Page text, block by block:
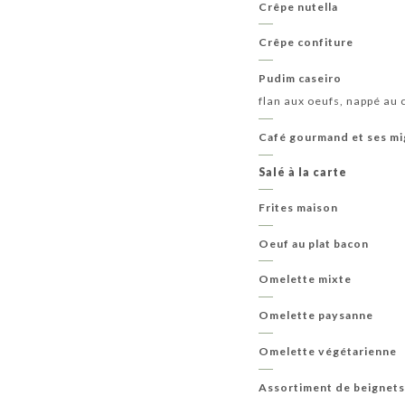
Crêpe nutella
Crêpe confiture
Pudim caseiro
flan aux oeufs, nappé au
Café gourmand et ses
Salé à la carte
Frites maison
Oeuf au plat bacon
Omelette mixte
Omelette paysanne
Omelette végétarienne
Assortiment de